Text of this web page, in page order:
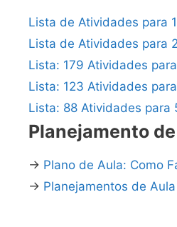
Lista de Atividades para
Lista de Atividades para
Lista: 179 Atividades
Lista: 123 Atividades
Lista: 88 Atividades para
Planejamento
→ Plano de Aula: Como
→ Planejamentos de